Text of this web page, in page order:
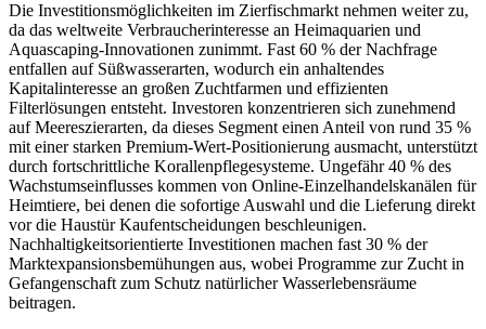
Die Investitionsmöglichkeiten im Zierfischmarkt nehmen weiter zu,
da das weltweite Verbraucherinteresse an Heimaquarien und
Aquascaping-Innovationen zunimmt. Fast 60 % der Nachfrage
entfallen auf Süßwasserarten, wodurch ein anhaltendes
Kapitalinteresse an großen Zuchtfarmen und effizienten
Filterlösungen entsteht. Investoren konzentrieren sich zunehmend
auf Meereszierarten, da dieses Segment einen Anteil von rund 35 %
mit einer starken Premium-Wert-Positionierung ausmacht, unterstützt
durch fortschrittliche Korallenpflegesysteme. Ungefähr 40 % des
Wachstumseinflusses kommen von Online-Einzelhandelskanälen für
Heimtiere, bei denen die sofortige Auswahl und die Lieferung direkt
vor die Haustür Kaufentscheidungen beschleunigen.
Nachhaltigkeitsorientierte Investitionen machen fast 30 % der
Marktexpansionsbemühungen aus, wobei Programme zur Zucht in
Gefangenschaft zum Schutz natürlicher Wasserlebensräume
beitragen.